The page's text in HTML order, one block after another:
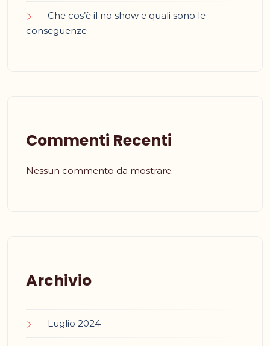
Che cos’è il no show e quali sono le
conseguenze
Commenti Recenti
Nessun commento da mostrare.
Archivio
Luglio 2024